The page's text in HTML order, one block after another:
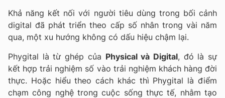
Khả năng kết nối với người tiêu dùng trong bối cảnh
digital đã phát triển theo cấp số nhân trong vài năm
qua, một xu hướng không có dấu hiệu chậm lại.
Phygital là từ ghép của Physical và Digital, đó là sự
kết hợp trải nghiệm số vào trải nghiệm khách hàng đời
thực. Hoặc hiểu theo cách khác thì Phygital là điểm
chạm công nghệ trong cuộc sống thực tế, nhằm tạo